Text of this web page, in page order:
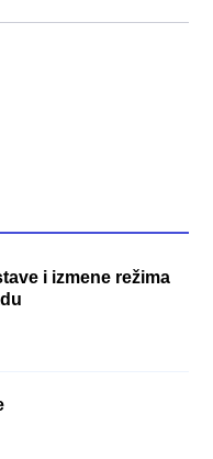
i izmene režima